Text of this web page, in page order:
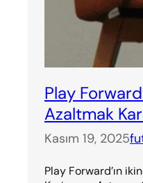
Play
Azaltmak
Kasım 19, 2025
Play Forward’ın